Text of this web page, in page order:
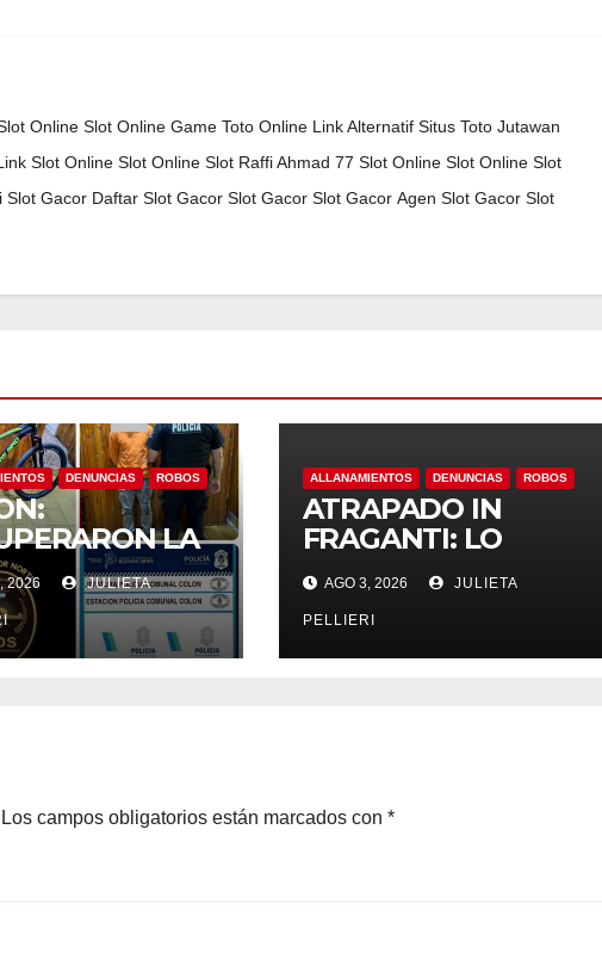
Online Slot Online Game Toto Online Link Alternatif Situs Toto Jutawan
Slot Online Slot Online Slot Raffi Ahmad 77 Slot Online Slot Online Slot
Slot Gacor Daftar Slot Gacor Slot Gacor Slot Gacor Agen Slot Gacor Slot
DENUNCIAS ROBOS
LA
ROBADA
2026 JULIETA
ALLANAMIENTOS DENUNCIAS ROBOS
ATRAPADO IN
FRAGANTI: LO
ATRAPARON Y
DETUVIERON POR
ROBAR GARRAFAS
Y HERRAMIENTAS
AGO 3, 2026 JULIETA
PELLIERI
Los campos obligatorios están marcados con *